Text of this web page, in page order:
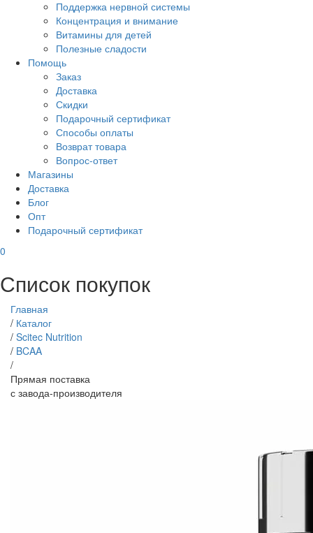
Поддержка нервной системы
Концентрация и внимание
Витамины для детей
Полезные сладости
Помощь
Заказ
Доставка
Скидки
Подарочный сертификат
Способы оплаты
Возврат товара
Вопрос-ответ
Магазины
Доставка
Блог
Опт
Подарочный сертификат
0
Список покупок
Главная
/ Каталог
/ Scitec Nutrition
/ BCAA
/
Прямая поставка
с завода-производителя